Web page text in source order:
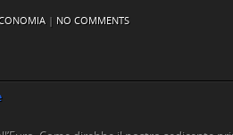
| NO COMMENTS